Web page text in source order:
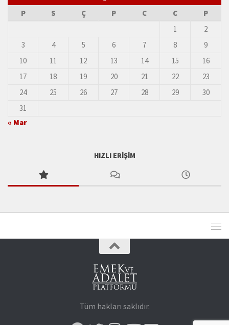
P
S Ç P C C
P
1
2
3
4 5 6 7 8
9
10
11 12 13 14 15
16
17
18 19 20 21 22
23
24
25 26 27 28 29
30
31
« Mar
HIZLI ERIŞIM
Tüm hakları saklıdır.